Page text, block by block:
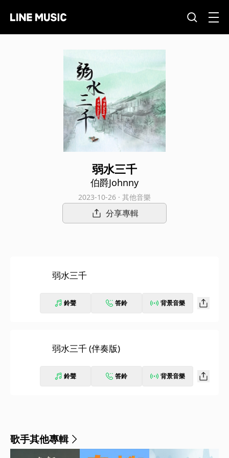
弱水三千
伯爵Johnny
2023-10-26 · 其他音樂
分享專輯
弱水三千
鈴聲 答鈴 背景音樂
弱水三千 (伴奏版)
鈴聲 答鈴 背景音樂
歌手其他專輯